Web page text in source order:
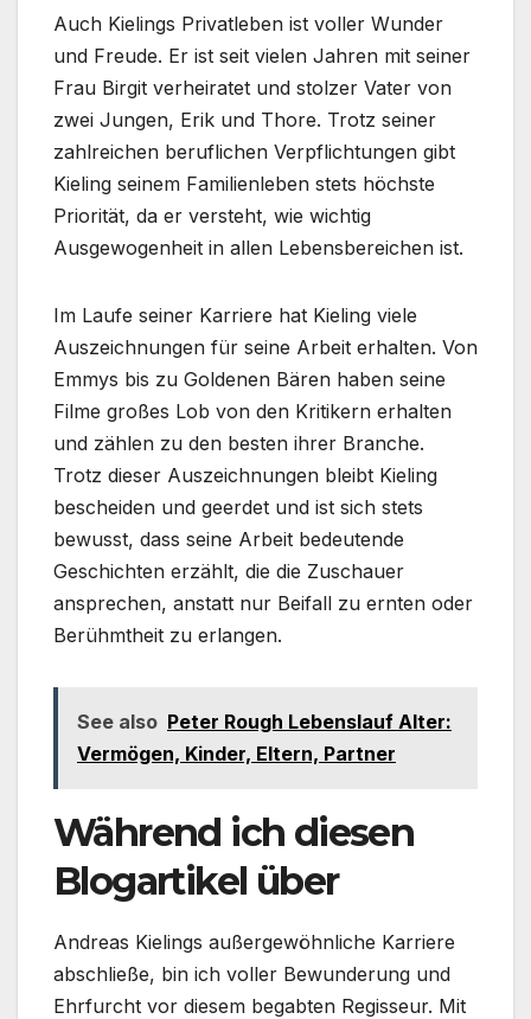
Auch Kielings Privatleben ist voller Wunder
und Freude. Er ist seit vielen Jahren mit seiner
Frau Birgit verheiratet und stolzer Vater von
zwei Jungen, Erik und Thore. Trotz seiner
zahlreichen beruflichen Verpflichtungen gibt
Kieling seinem Familienleben stets höchste
Priorität, da er versteht, wie wichtig
Ausgewogenheit in allen Lebensbereichen ist.
Im Laufe seiner Karriere hat Kieling viele
Auszeichnungen für seine Arbeit erhalten. Von
Emmys bis zu Goldenen Bären haben seine
Filme großes Lob von den Kritikern erhalten
und zählen zu den besten ihrer Branche.
Trotz dieser Auszeichnungen bleibt Kieling
bescheiden und geerdet und ist sich stets
bewusst, dass seine Arbeit bedeutende
Geschichten erzählt, die die Zuschauer
ansprechen, anstatt nur Beifall zu ernten oder
Berühmtheit zu erlangen.
See also Peter Rough Lebenslauf Alter:
Vermögen, Kinder, Eltern, Partner
Während ich diesen
Blogartikel über
Andreas Kielings außergewöhnliche Karriere
abschließe, bin ich voller Bewunderung und
Ehrfurcht vor diesem begabten Regisseur. Mit